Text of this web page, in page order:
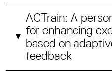
ACTrain: A
for enhancing
based on
feedback